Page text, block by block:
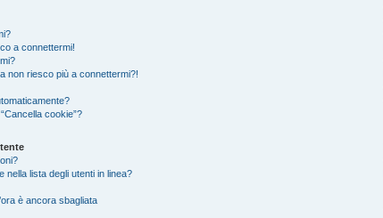
a connettermi!
non riesco più a connettermi?!
cookie”?
nella lista degli utenti in linea?
è ancora sbagliata